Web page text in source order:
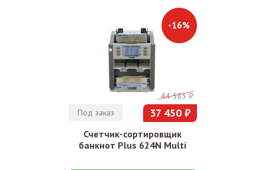
-16%
44 583 ₽
Под заказ
37 450 ₽
Счетчик-сортировщик
банкнот Plus 624N Multi